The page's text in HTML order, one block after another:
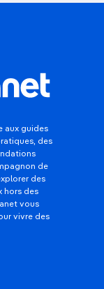
aux guides
des
de
des
hors des
vous
vivre des